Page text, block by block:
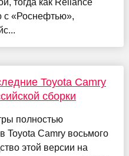
тогда как Reliance
с «Роснефтью»,
Toyota Camry
сборки
полностью
Toyota Camry восьмого
этой версии на